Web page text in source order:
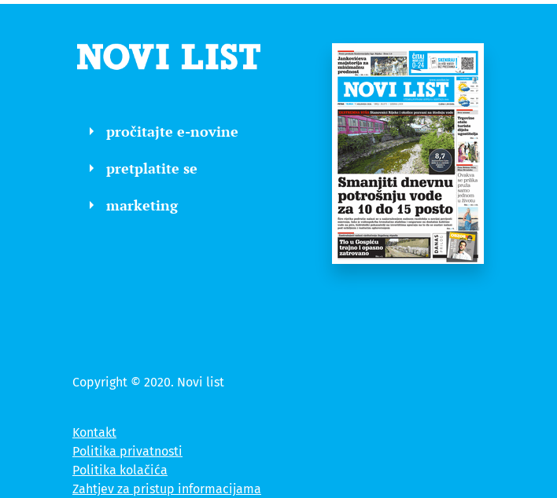
pročitajte e-novine
pretplatite se
marketing
Copyright © 2020. Novi list
Kontakt
Politika privatnosti
Politika kolačića
Zahtjev za pristup informacijama